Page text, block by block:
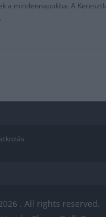
a mindennapokba. A
. All rights reserved.